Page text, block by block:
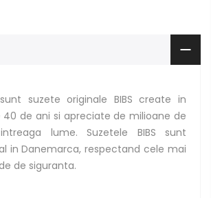
suzete originale BIBS create in
de ani si apreciate de milioane de
lume. Suzetele BIBS sunt
in Danemarca, respectand cele mai
de siguranta.